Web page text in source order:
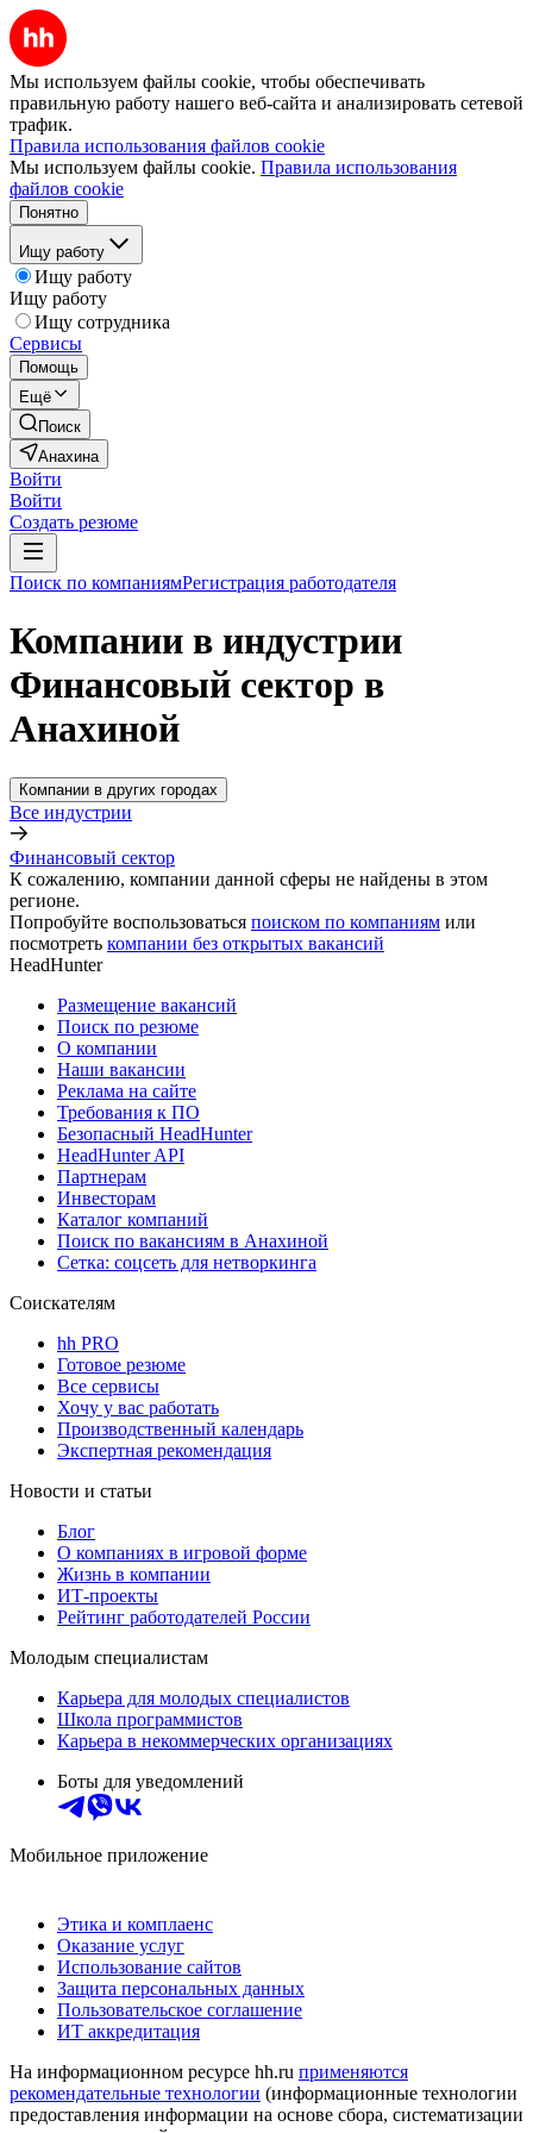
Мы используем файлы cookie, чтобы обеспечивать
правильную работу нашего веб-сайта и анализировать сетевой
трафик.
Правила использования файлов cookie
Мы используем файлы cookie. Правила использования
файлов cookie
Понятно
Ищу работу
Ищу работу
Ищу работу
Ищу сотрудника
Сервисы
Помощь
Ещё
Поиск
Анахина
Войти
Войти
Создать резюме
Поиск по компаниямРегистрация работодателя
Компании в индустрии
Финансовый сектор в
Анахиной
Компании в других городах
Все индустрии
Финансовый сектор
К сожалению, компании данной сферы не найдены в этом
регионе.
Попробуйте воспользоваться поиском по компаниям или
посмотреть компании без открытых вакансий
HeadHunter
Размещение вакансий
Поиск по резюме
О компании
Наши вакансии
Реклама на сайте
Требования к ПО
Безопасный HeadHunter
HeadHunter API
Партнерам
Инвесторам
Каталог компаний
Поиск по вакансиям в Анахиной
Сетка: соцсеть для нетворкинга
Соискателям
hh PRO
Готовое резюме
Все сервисы
Хочу у вас работать
Производственный календарь
Экспертная рекомендация
Новости и статьи
Блог
О компаниях в игровой форме
Жизнь в компании
ИТ-проекты
Рейтинг работодателей России
Молодым специалистам
Карьера для молодых специалистов
Школа программистов
Карьера в некоммерческих организациях
Боты для уведомлений
Мобильное приложение
Этика и комплаенс
Оказание услуг
Использование сайтов
Защита персональных данных
Пользовательское соглашение
ИТ аккредитация
На информационном ресурсе hh.ru применяются
рекомендательные технологии (информационные технологии
предоставления информации на основе сбора, систематизации